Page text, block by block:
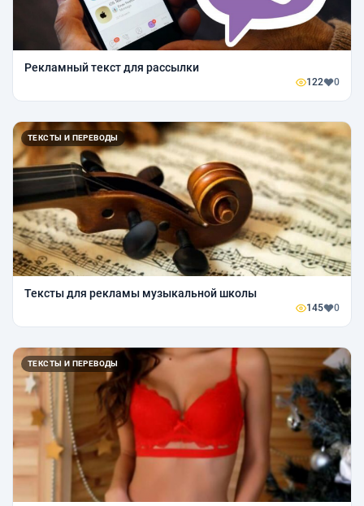
Рекламный текст для рассылки
122 0
ТЕКСТЫ И ПЕРЕВОДЫ
Тексты для рекламы музыкальной школы
145 0
ТЕКСТЫ И ПЕРЕВОДЫ